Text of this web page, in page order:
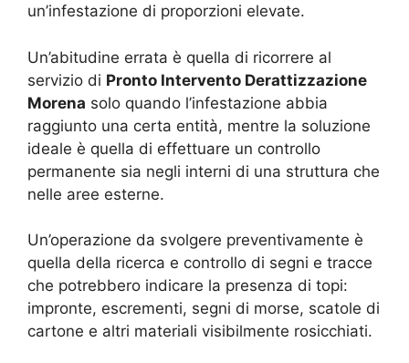
un’infestazione di proporzioni elevate.
Un’abitudine errata è quella di ricorrere al
servizio di Pronto Intervento Derattizzazione
Morena solo quando l’infestazione abbia
raggiunto una certa entità, mentre la soluzione
ideale è quella di effettuare un controllo
permanente sia negli interni di una struttura che
nelle aree esterne.
Un’operazione da svolgere preventivamente è
quella della ricerca e controllo di segni e tracce
che potrebbero indicare la presenza di topi:
impronte, escrementi, segni di morse, scatole di
cartone e altri materiali visibilmente rosicchiati.